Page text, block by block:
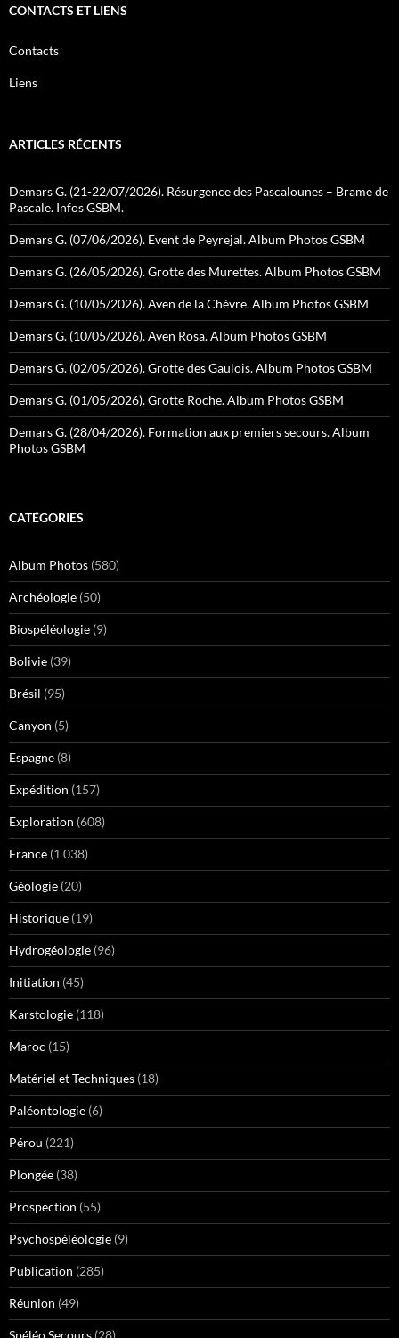
CONTACTS ET LIENS
Contacts
Liens
ARTICLES RÉCENTS
Demars G. (21-22/07/2026). Résurgence des Pascalounes – Brame de
Pascale. Infos GSBM.
Demars G. (07/06/2026). Event de Peyrejal. Album Photos GSBM
Demars G. (26/05/2026). Grotte des Murettes. Album Photos GSBM
Demars G. (10/05/2026). Aven de la Chèvre. Album Photos GSBM
Demars G. (10/05/2026). Aven Rosa. Album Photos GSBM
Demars G. (02/05/2026). Grotte des Gaulois. Album Photos GSBM
Demars G. (01/05/2026). Grotte Roche. Album Photos GSBM
Demars G. (28/04/2026). Formation aux premiers secours. Album
Photos GSBM
CATÉGORIES
Album Photos (580)
Archéologie (50)
Biospéléologie (9)
Bolivie (39)
Brésil (95)
Canyon (5)
Espagne (8)
Expédition (157)
Exploration (608)
France (1 038)
Géologie (20)
Historique (19)
Hydrogéologie (96)
Initiation (45)
Karstologie (118)
Maroc (15)
Matériel et Techniques (18)
Paléontologie (6)
Pérou (221)
Plongée (38)
Prospection (55)
Psychospéléologie (9)
Publication (285)
Réunion (49)